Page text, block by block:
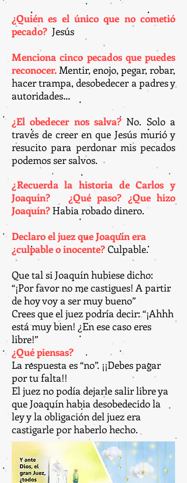
¿Quién es el único que no cometió
pecado? Jesús
Menciona cinco pecados que puedes
reconocer.Mentir, enojo, pegar, robar,
hacer trampa, desobedecer a padres y
autoridades…
¿El obedecer nos salva? No. Solo a
través de creer en que Jesús murió y
resucito para perdonar mis pecados
podemos ser salvos.
¿Recuerda la historia de Carlos y
Joaquín? ¿Qué paso? ¿Que hizo
Joaquín?Habia robado dinero.
Declaro el juez que Joaquín era
¿culpable o inocente?Culpable.
Que tal si Joaquín hubiese dicho:
“¡Por favor no me castigues! A partir
de hoy voy a ser muy bueno”
Crees que el juez podría decir: “¡Ahhh
está muy bien! ¿En ese caso eres
libre!”
¿Qué piensas?
La respuesta es “no”. ¡¡Debes pagar
por tu falta!!
El juez no podía dejarle salir libre ya
que Joaquín habia desobedecido la
ley y la obligación del juez era
castigarle por haberlo hecho.